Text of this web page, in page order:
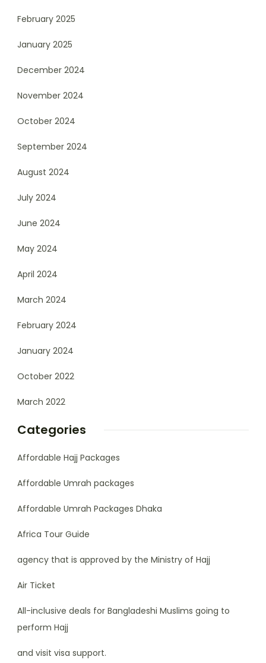
February 2025
January 2025
December 2024
November 2024
October 2024
September 2024
August 2024
July 2024
June 2024
May 2024
April 2024
March 2024
February 2024
January 2024
October 2022
March 2022
Categories
Affordable Hajj Packages
Affordable Umrah packages
Affordable Umrah Packages Dhaka
Africa Tour Guide
agency that is approved by the Ministry of Hajj
Air Ticket
All-inclusive deals for Bangladeshi Muslims going to
perform Hajj
and visit visa support.